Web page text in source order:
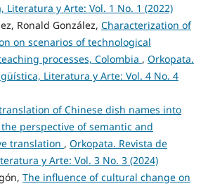
Literatura y Arte: Vol. 1 No. 1 (2022)
Ronald González, Characterization of
on scenarios of technological
processes, Colombia , Orkopata.
Literatura y Arte: Vol. 4 No. 4
of Chinese dish names into
perspective of semantic and
translation , Orkopata. Revista de
y Arte: Vol. 3 No. 3 (2024)
The influence of cultural change on